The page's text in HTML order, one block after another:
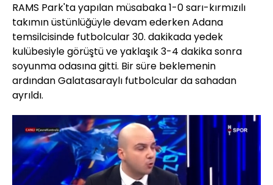
RAMS Park'ta yapılan müsabaka 1-0 sarı-kırmızılı
takımın üstünlüğüyle devam ederken Adana
temsilcisinde futbolcular 30. dakikada yedek
kulübesiyle görüştü ve yaklaşık 3-4 dakika sonra
soyunma odasına gitti. Bir süre beklemenin
ardından Galatasaraylı futbolcular da sahadan
ayrıldı.